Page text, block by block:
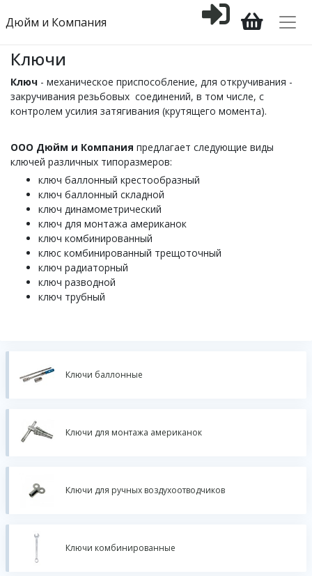
Дюйм и Компания
Ключи
Ключ - механическое приспособление, для откручивания -
закручивания резьбовых соединений, в том числе, с
контролем усилия затягивания (крутящего момента).
ООО Дюйм и Компания предлагает следующие виды
ключей различных типоразмеров:
ключ баллонный крестообразный
ключ баллонный складной
ключ динамометрический
ключ для монтажа американок
ключ комбинированный
клюс комбинированный трещоточный
ключ радиаторный
ключ разводной
ключ трубный
Ключи баллонные
Ключи для монтажа американок
Ключи для ручных воздухоотводчиков
Ключи комбинированные